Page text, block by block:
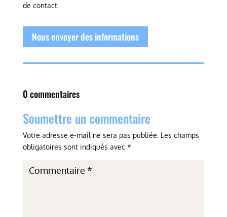
de contact.
Nous envoyer des informations
0 commentaires
Soumettre un commentaire
Votre adresse e-mail ne sera pas publiée. Les champs
obligatoires sont indiqués avec *